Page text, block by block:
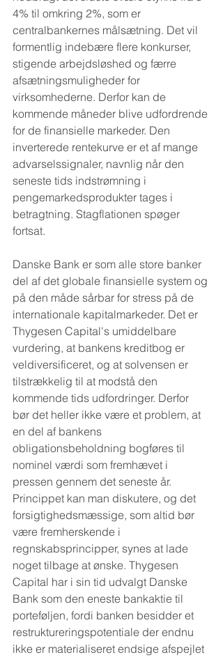
4% til omkring 2%, som er
centralbankernes målsætning. Det vil
formentlig indebære flere konkurser,
stigende arbejdsløshed og færre
afsætningsmuligheder for
virksomhederne. Derfor kan de
kommende måneder blive udfordrende
for de finansielle markeder. Den
inverterede rentekurve er et af mange
advarselssignaler, navnlig når den
seneste tids indstrømning i
pengemarkedsprodukter tages i
betragtning. Stagflationen spøger
fortsat.
Danske Bank er som alle store banker
del af det globale finansielle system og
på den måde sårbar for stress på de
internationale kapitalmarkeder. Det er
Thygesen Capital's umiddelbare
vurdering, at bankens kreditbog er
veldiversificeret, og at solvensen er
tilstrækkelig til at modstå den
kommende tids udfordringer. Derfor
bør det heller ikke være et problem, at
en del af bankens
obligationsbeholdning bogføres til
nominel værdi som fremhævet i
pressen gennem det seneste år.
Princippet kan man diskutere, og det
forsigtighedsmæssige, som altid bør
være fremherskende i
regnskabsprincipper, synes at lade
noget tilbage at ønske. Thygesen
Capital har i sin tid udvalgt Danske
Bank som den eneste bankaktie til
porteføljen, fordi banken besidder et
restruktureringspotentiale der endnu
ikke er materialiseret endsige afspejlet